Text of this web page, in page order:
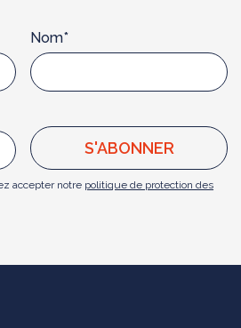
Nom*
accepter notre politique de protection des